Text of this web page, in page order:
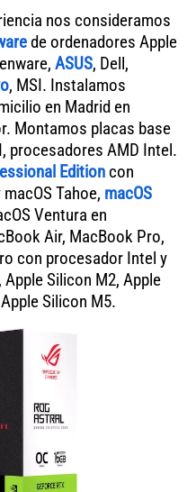
nos consideramos
de ordenadores Apple
ASUS, Dell,
, MSI. Instalamos
en Madrid en
Montamos placas base
procesadores AMD Intel.
Edition con
Tahoe, macOS
Ventura en
Air, MacBook Pro,
con procesador Intel y
Silicon M2, Apple
Silicon M5.